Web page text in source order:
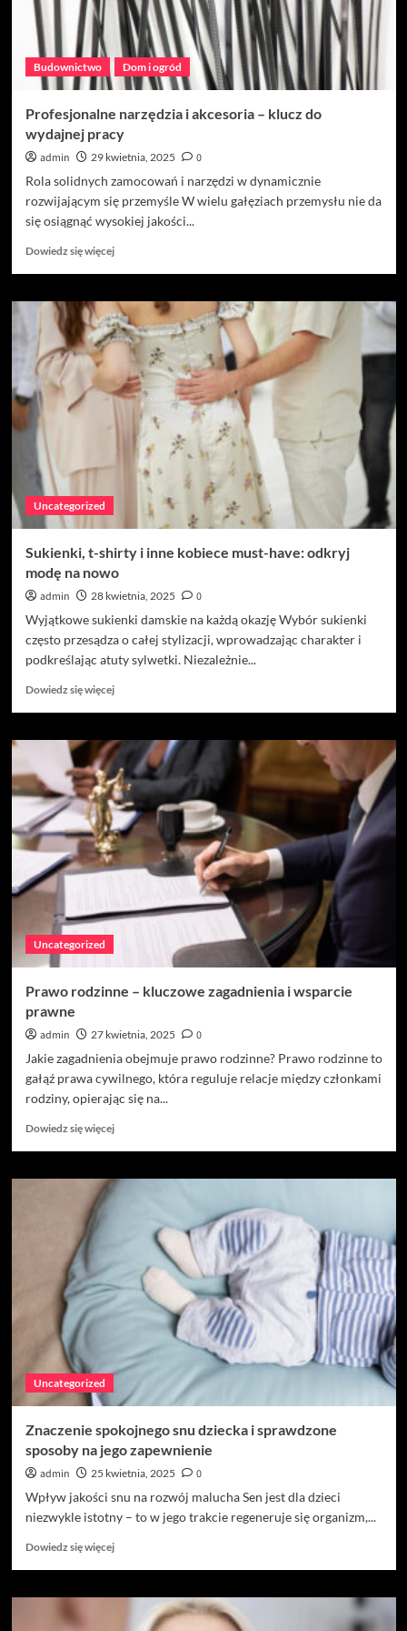
Budownictwo Dom i ogród
Profesjonalne narzędzia i akcesoria – klucz do
wydajnej pracy
admin 29 kwietnia, 2025
0
Rola solidnych zamocowań i narzędzi w dynamicznie
rozwijającym się przemyśle W wielu gałęziach przemysłu nie da
się osiągnąć wysokiej jakości...
Dowiedz się więcejDowiedz
o
Profesjonalne
narzędzia
akcesoria
–
klucz
do
wydajnej
pracy
Uncategorized
Sukienki, t-shirty i inne kobiece must-have: odkryj
modę na nowo
admin 28 kwietnia, 2025
0
Wyjątkowe sukienki damskie na każdą okazję Wybór sukienki
często przesądza o całej stylizacji, wprowadzając charakter i
podkreślając atuty sylwetki. Niezależnie...
Dowiedz się więcejDowiedz
o
Sukienki,
t-
shirty
i
inne
kobiece
must-
modę
Uncategorized
Prawo rodzinne – kluczowe zagadnienia i wsparcie
prawne
admin 27 kwietnia, 2025
0
Jakie zagadnienia obejmuje prawo rodzinne? Prawo rodzinne to
gałąź prawa cywilnego, która reguluje relacje między członkami
rodziny, opierając się na...
Dowiedz się więcejDowiedz
o
Prawo
kluczowe
zagadnienia
wsparcie
Uncategorized
Znaczenie spokojnego snu dziecka i sprawdzone
sposoby na jego zapewnienie
admin 25 kwietnia, 2025
0
Wpływ jakości snu na rozwój malucha Sen jest dla dzieci
niezwykle istotny – to w jego trakcie regeneruje się organizm,...
Dowiedz się więcejDowiedz
o
Znaczenie